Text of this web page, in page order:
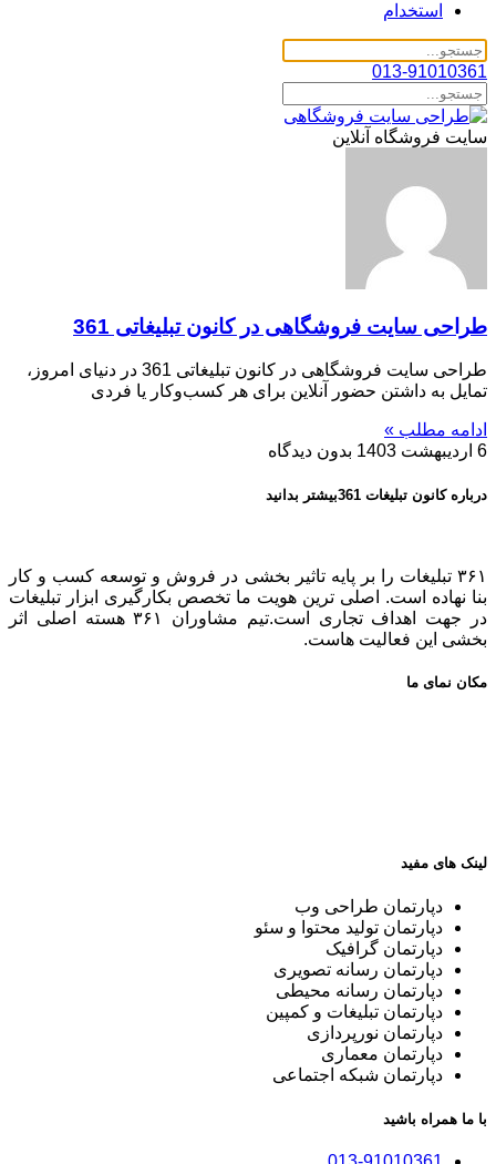
استخدام
013-91010361
سایت فروشگاه آنلاین
طراحی سایت فروشگاهی در کانون تبلیغاتی 361
طراحی سایت فروشگاهی در کانون تبلیغاتی 361 در دنیای امروز،
تمایل به داشتن حضور آنلاین برای هر کسب‌وکار یا فردی
ادامه مطلب »
6 اردیبهشت 1403
بدون دیدگاه
درباره کانون تبلیغات 361بیشتر بدانید
۳۶۱ تبلیغات را بر پایه تاثیر بخشی در فروش و توسعه کسب و کار
بنا نهاده است. اصلی ترین هویت ما تخصص بکارگیری ابزار تبلیغات
در جهت اهداف تجاری است.تیم مشاوران ۳۶۱ هسته اصلی اثر
بخشی این فعالیت هاست.
مکان نمای ما
لینک های مفید
دپارتمان طراحی وب
دپارتمان تولید محتوا و سئو
دپارتمان گرافیک
دپارتمان رسانه تصویری
دپارتمان رسانه محیطی
دپارتمان تبلیغات و کمپین
دپارتمان نورپردازی
دپارتمان معماری
دپارتمان شبکه اجتماعی
با ما همراه باشید